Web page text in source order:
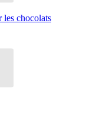
les chocolats